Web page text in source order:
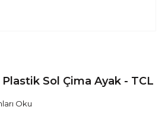
Sol Çima Ayak - TCL
Oku